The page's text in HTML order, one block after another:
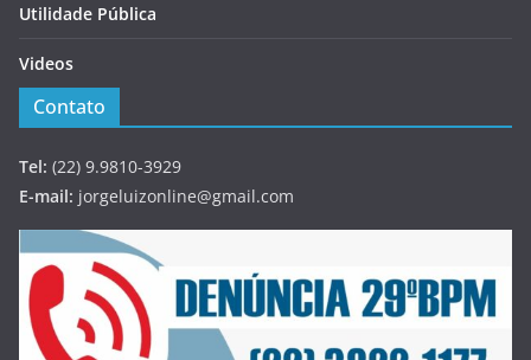
Utilidade Pública
Videos
Contato
Tel: (22) 9.9810-3929
E-mail: jorgeluizonline@gmail.com